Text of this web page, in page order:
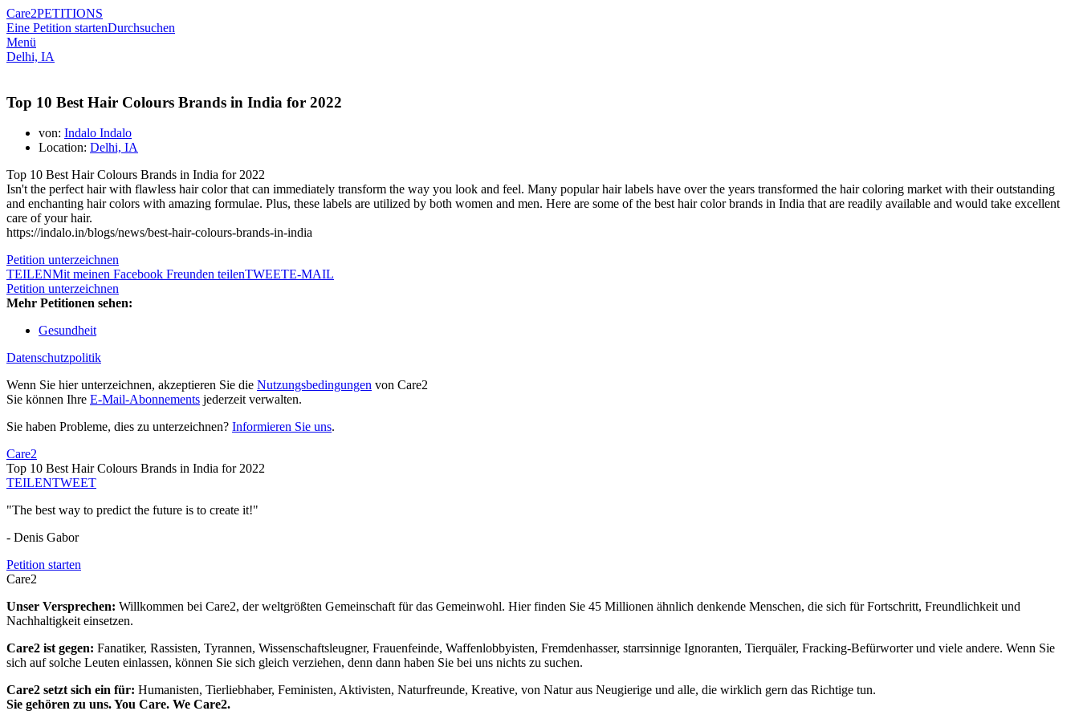
Care2PETITIONS
Eine Petition startenDurchsuchen
Menü
Delhi, IA
Top 10 Best Hair Colours Brands in India for 2022
von: Indalo Indalo
Location: Delhi, IA
Top 10 Best Hair Colours Brands in India for 2022
Isn't the perfect hair with flawless hair color that can immediately transform the way you look and feel. Many popular hair labels have over the years transformed the hair coloring market with their outstanding
and enchanting hair colors with amazing formulae. Plus, these labels are utilized by both women and men. Here are some of the best hair color brands in India that are readily available and would take excellent
care of your hair.
https://indalo.in/blogs/news/best-hair-colours-brands-in-india
Petition unterzeichnen
TEILENMit meinen Facebook Freunden teilenTWEETE-MAIL
Petition unterzeichnen
Mehr Petitionen sehen:
Gesundheit
Datenschutzpolitik
Wenn Sie hier unterzeichnen, akzeptieren Sie die Nutzungsbedingungen von Care2
Sie können Ihre E-Mail-Abonnements jederzeit verwalten.
Sie haben Probleme, dies zu unterzeichnen? Informieren Sie uns.
Care2
Top 10 Best Hair Colours Brands in India for 2022
TEILENTWEET
"The best way to predict the future is to create it!"
- Denis Gabor
Petition starten
Care2
Unser Versprechen: Willkommen bei Care2, der weltgrößten Gemeinschaft für das Gemeinwohl. Hier finden Sie 45 Millionen ähnlich denkende Menschen, die sich für Fortschritt, Freundlichkeit und
Nachhaltigkeit einsetzen.
Care2 ist gegen: Fanatiker, Rassisten, Tyrannen, Wissenschaftsleugner, Frauenfeinde, Waffenlobbyisten, Fremdenhasser, starrsinnige Ignoranten, Tierquäler, Fracking-Befürworter und viele andere. Wenn Sie
sich auf solche Leuten einlassen, können Sie sich gleich verziehen, denn dann haben Sie bei uns nichts zu suchen.
Care2 setzt sich ein für: Humanisten, Tierliebhaber, Feministen, Aktivisten, Naturfreunde, Kreative, von Natur aus Neugierige und alle, die wirklich gern das Richtige tun.
Sie gehören zu uns. You Care. We Care2.